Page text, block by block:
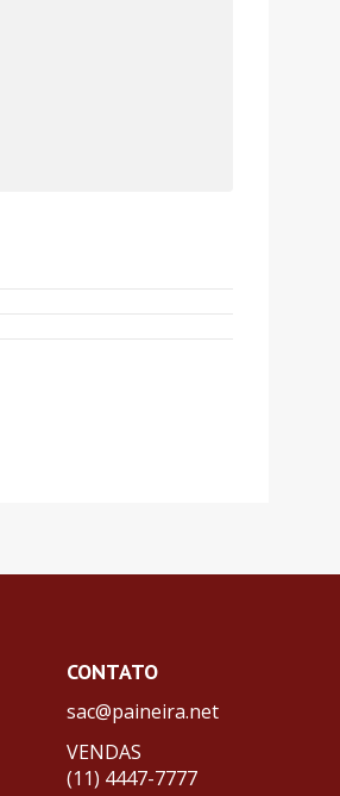
CONTATO
sac@paineira.net
VENDAS
(11) 4447-7777